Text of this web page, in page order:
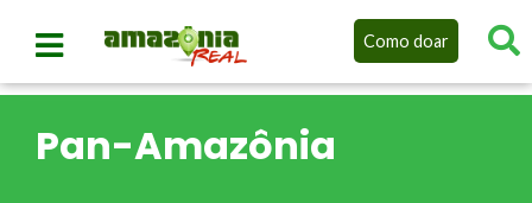
Como doar
Pan-Amazônia